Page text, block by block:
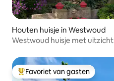
Houten huisje in Westwoud
Westwoud huisje met uitzicht
Topfavoriet van gasten
Favoriet van gasten